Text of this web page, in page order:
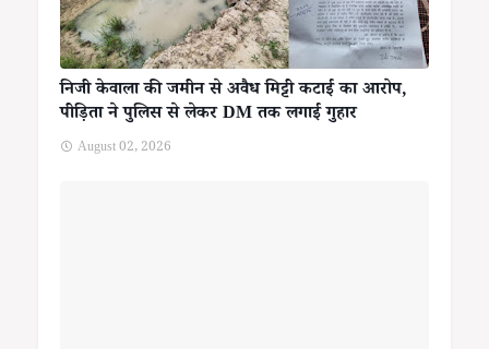
निजी केवाला की जमीन से अवैध मिट्टी कटाई का आरोप,
पीड़िता ने पुलिस से लेकर DM तक लगाई गुहार
August 02, 2026